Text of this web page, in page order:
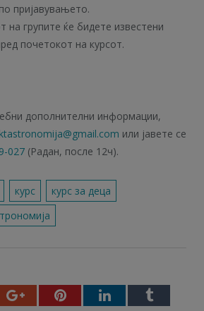
пријавувањето.
на групите ќе бидете известени
почетокот на курсот.
дополнителни информации,
или јавете се
027 (Радан, после 12ч).
курс
курс за деца
Google+Pinterest
LinkedIn